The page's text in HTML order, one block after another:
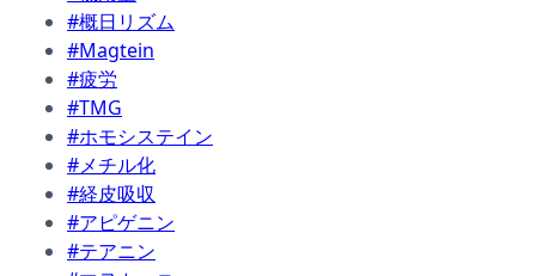
#概日リズム
#Magtein
#疲労
#TMG
#ホモシステイン
#メチル化
#経皮吸収
#アピゲニン
#テアニン